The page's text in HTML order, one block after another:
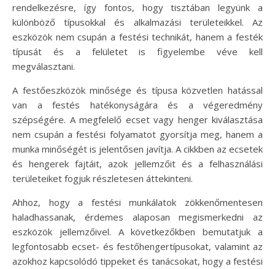
rendelkezésre, így fontos, hogy tisztában legyünk a
különböző típusokkal és alkalmazási területeikkel. Az
eszközök nem csupán a festési technikát, hanem a festék
típusát és a felületet is figyelembe véve kell
megválasztani.
A festőeszközök minősége és típusa közvetlen hatással
van a festés hatékonyságára és a végeredmény
szépségére. A megfelelő ecset vagy henger kiválasztása
nem csupán a festési folyamatot gyorsítja meg, hanem a
munka minőségét is jelentősen javítja. A cikkben az ecsetek
és hengerek fajtáit, azok jellemzőit és a felhasználási
területeiket fogjuk részletesen áttekinteni.
Ahhoz, hogy a festési munkálatok zökkenőmentesen
haladhassanak, érdemes alaposan megismerkedni az
eszközök jellemzőivel. A következőkben bemutatjuk a
legfontosabb ecset- és festőhengertípusokat, valamint az
azokhoz kapcsolódó tippeket és tanácsokat, hogy a festési